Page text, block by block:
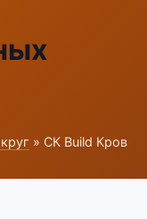
» СК Build Кров